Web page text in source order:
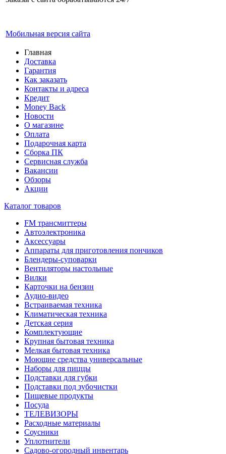
Мобильная версия сайта
Главная
Доставка
Гарантия
Как заказать
Контакты и адреса
Кредит
Money Back
Новости
О магазине
Оплата
Подарочная карта
Сборка ПК
Сервисная служба
Вакансии
Обзоры
Акции
Каталог товаров
FM трансмиттеры
Автоэлектроника
Аксессуары
Аппараты для приготовления пончиков
Блендеры-суповарки
Вентиляторы настольные
Вилки
Карточки на бензин
Аудио-видео
Встраиваемая техника
Климатическая техника
Детская серия
Комплектующие
Крупная бытовая техника
Мелкая бытовая техника
Моющие средства универсальные
Наборы для пиццы
Подставки для губки
Подставки под зубочистки
Пищевые продукты
Посуда
ТЕЛЕВИЗОРЫ
Расходные материалы
Соусники
Уплотнители
Садово-огородный инвентарь